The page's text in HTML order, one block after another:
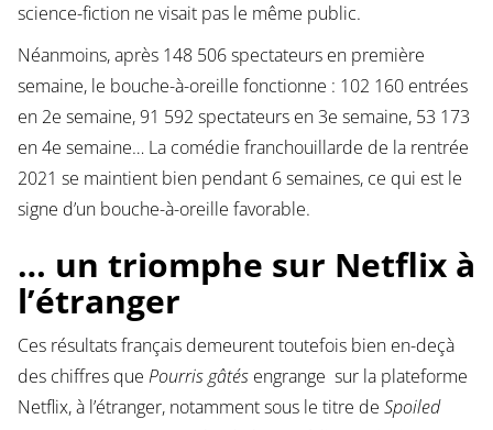
science-fiction ne visait pas le même public.
Néanmoins, après 148 506 spectateurs en première
semaine, le bouche-à-oreille fonctionne : 102 160 entrées
en 2e semaine, 91 592 spectateurs en 3e semaine, 53 173
en 4e semaine… La comédie franchouillarde de la rentrée
2021 se maintient bien pendant 6 semaines, ce qui est le
signe d’un bouche-à-oreille favorable.
… un triomphe sur Netflix à
l’étranger
Ces résultats français demeurent toutefois bien en-deçà
des chiffres que Pourris gâtésengrange sur la plateforme
Netflix, à l’étranger, notamment sous le titre de Spoiled